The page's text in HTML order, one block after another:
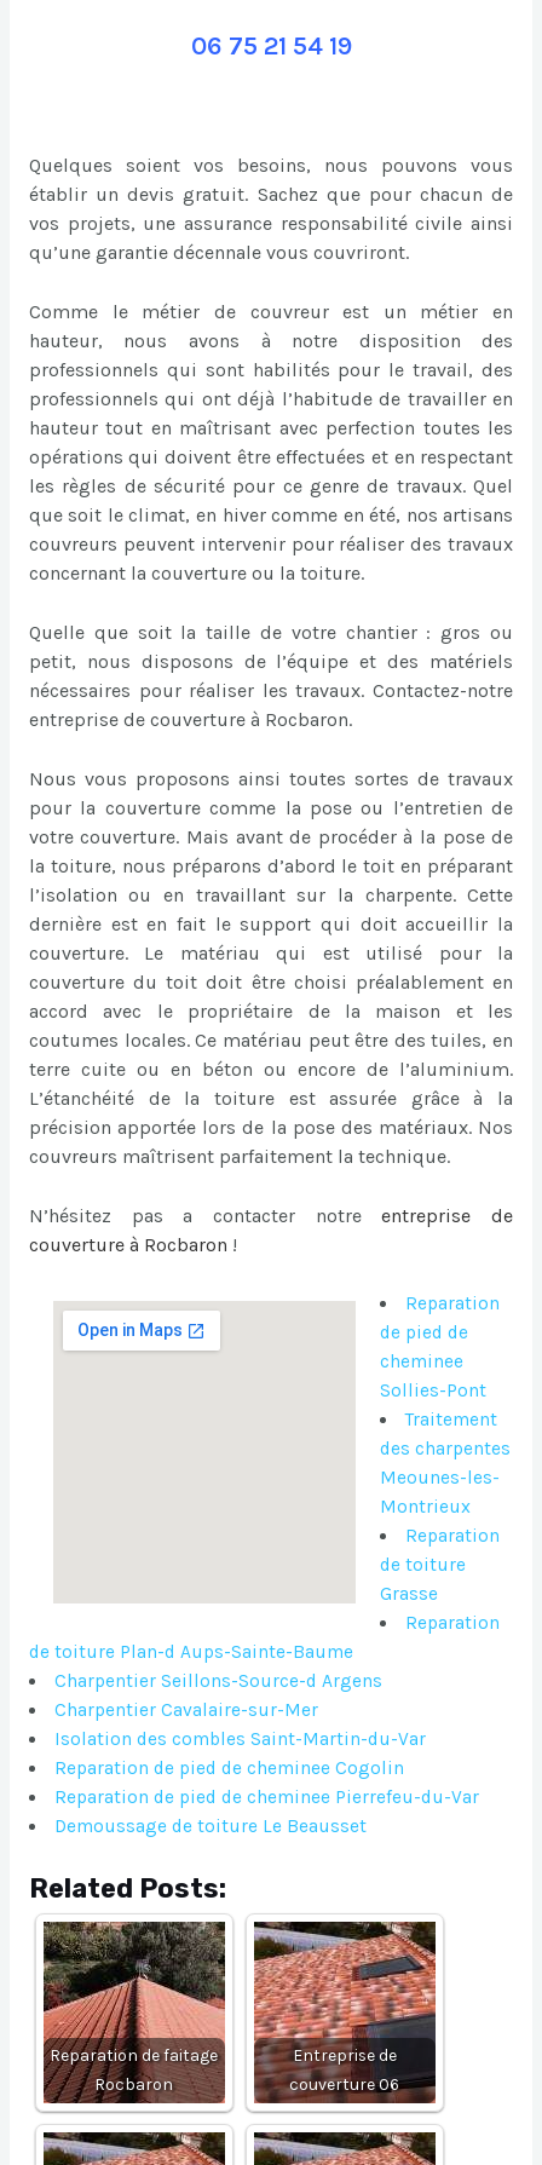
06 75 21 54 19
Quelques soient vos besoins, nous pouvons vous
établir un devis gratuit. Sachez que pour chacun de
vos projets, une assurance responsabilité civile ainsi
qu’une garantie décennale vous couvriront.
Comme le métier de couvreur est un métier en
hauteur, nous avons à notre disposition des
professionnels qui sont habilités pour le travail, des
professionnels qui ont déjà l’habitude de travailler en
hauteur tout en maîtrisant avec perfection toutes les
opérations qui doivent être effectuées et en respectant
les règles de sécurité pour ce genre de travaux. Quel
que soit le climat, en hiver comme en été, nos artisans
couvreurs peuvent intervenir pour réaliser des travaux
concernant la couverture ou la toiture.
Quelle que soit la taille de votre chantier : gros ou
petit, nous disposons de l’équipe et des matériels
nécessaires pour réaliser les travaux. Contactez-notre
entreprise de couverture à Rocbaron.
Nous vous proposons ainsi toutes sortes de travaux
pour la couverture comme la pose ou l’entretien de
votre couverture. Mais avant de procéder à la pose de
la toiture, nous préparons d’abord le toit en préparant
l’isolation ou en travaillant sur la charpente. Cette
dernière est en fait le support qui doit accueillir la
couverture. Le matériau qui est utilisé pour la
couverture du toit doit être choisi préalablement en
accord avec le propriétaire de la maison et les
coutumes locales. Ce matériau peut être des tuiles, en
terre cuite ou en béton ou encore de l’aluminium.
L’étanchéité de la toiture est assurée grâce à la
précision apportée lors de la pose des matériaux. Nos
couvreurs maîtrisent parfaitement la technique.
N’hésitez pas a contacter notreentreprise de
couverture à Rocbaron !
Reparation
de pied de
cheminee
Sollies-Pont
Traitement
des charpentes
Meounes-les-
Montrieux
Reparation
de toiture
Grasse
Reparation
de toiture Plan-d Aups-Sainte-Baume
Charpentier Seillons-Source-d Argens
Charpentier Cavalaire-sur-Mer
Isolation des combles Saint-Martin-du-Var
Reparation de pied de cheminee Cogolin
Reparation de pied de cheminee Pierrefeu-du-Var
Demoussage de toiture Le Beausset
Related Posts:
Reparation de faitage
Rocbaron
Entreprise de
couverture 06